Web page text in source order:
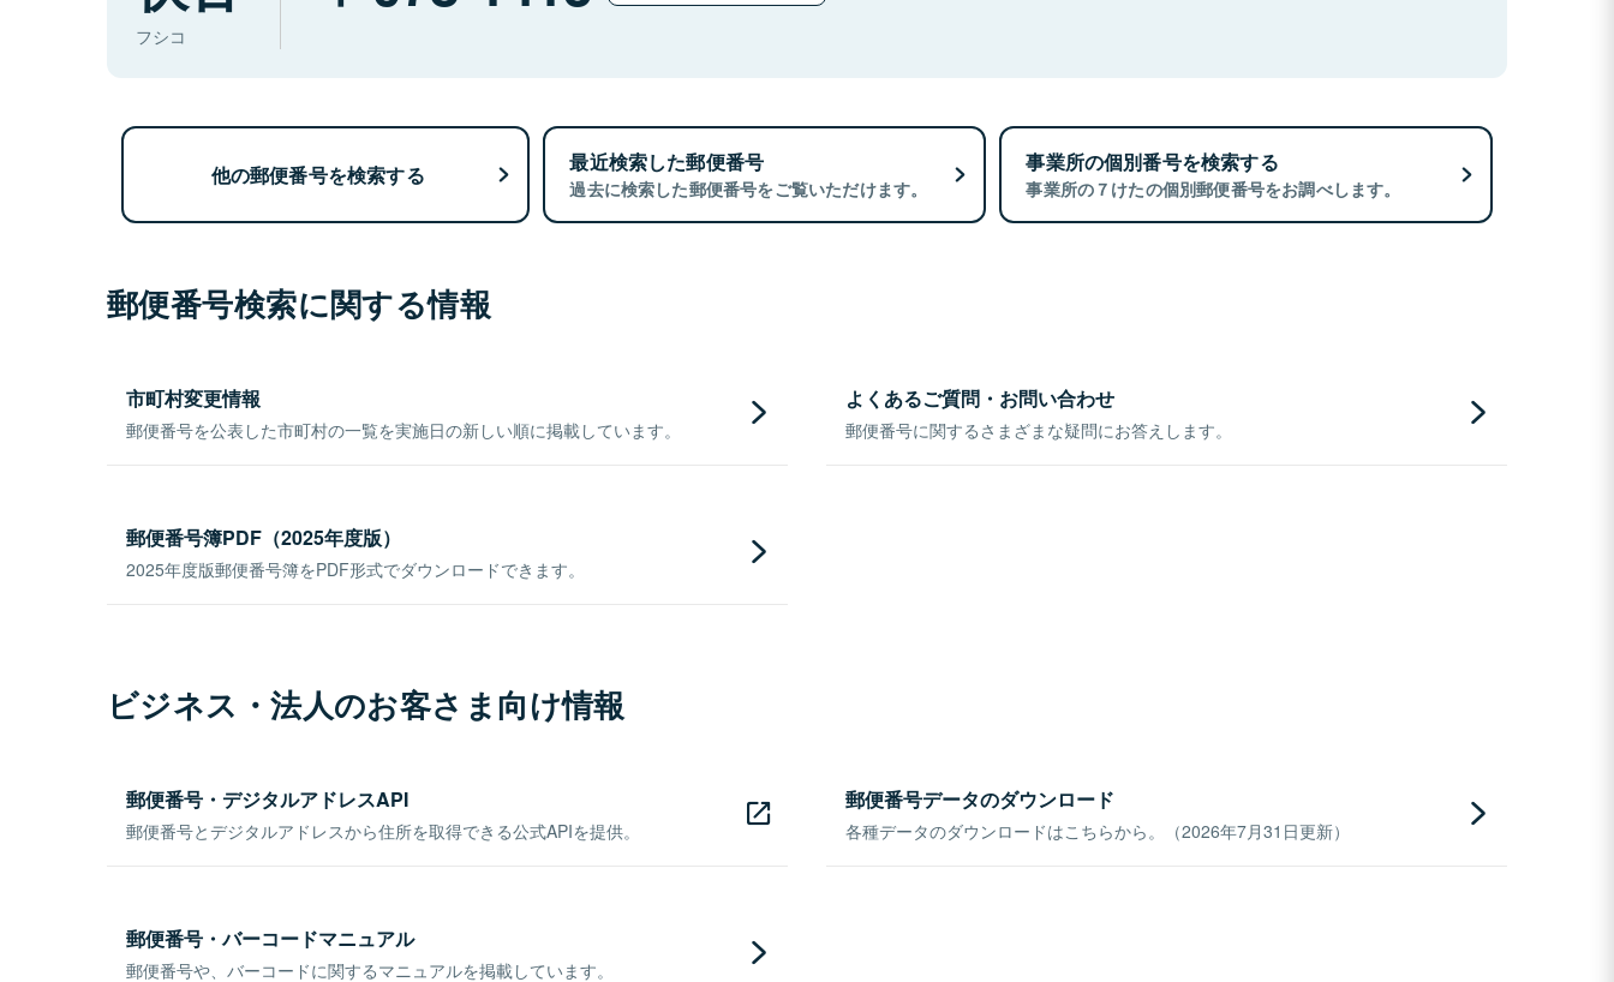
フシコ
他の郵便番号を検索する 最近検索した郵便番号
過去に検索した郵便番号をご覧いただけます。
事業所の個別番号を検索する
事業所の７けたの個別郵便番号をお調べします。
郵便番号検索に関する情報
市町村変更情報
郵便番号を公表した市町村の一覧を実施日の新しい順に掲載しています。
よくあるご質問・お問い合わせ
郵便番号に関するさまざまな疑問にお答えします。
郵便番号簿PDF（2025年度版）
2025年度版郵便番号簿をPDF形式でダウンロードできます。
ビジネス・法人のお客さま向け情報
郵便番号・デジタルアドレスAPI
郵便番号とデジタルアドレスから住所を取得できる公式APIを提供。
郵便番号データのダウンロード
各種データのダウンロードはこちらから。（2026年7月31日更新）
郵便番号・バーコードマニュアル
郵便番号や、バーコードに関するマニュアルを掲載しています。